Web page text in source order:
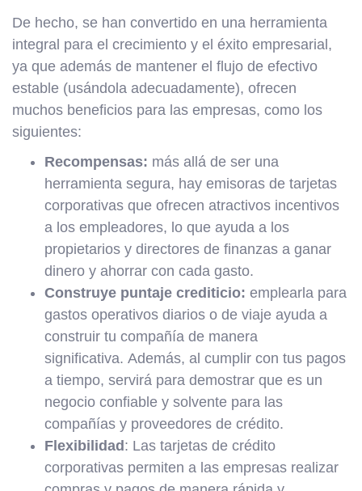
De hecho, se han convertido en una herramienta
integral para el crecimiento y el éxito empresarial,
ya que además de mantener el flujo de efectivo
estable (usándola adecuadamente), ofrecen
muchos beneficios para las empresas, como los
siguientes:
Recompensas: más allá de ser una
herramienta segura, hay emisoras de tarjetas
corporativas que ofrecen atractivos incentivos
a los empleadores, lo que ayuda a los
propietarios y directores de finanzas a ganar
dinero y ahorrar con cada gasto.
Construye puntaje crediticio: emplearla para
gastos operativos diarios o de viaje ayuda a
construir tu compañía de manera
significativa. Además, al cumplir con tus pagos
a tiempo, servirá para demostrar que es un
negocio confiable y solvente para las
compañías y proveedores de crédito.
Flexibilidad : Las tarjetas de crédito
corporativas permiten a las empresas realizar